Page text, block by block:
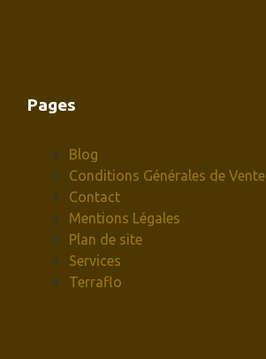
Pages
Blog
Conditions Générales de Vente
Contact
Mentions Légales
Plan de site
Services
Terraflo